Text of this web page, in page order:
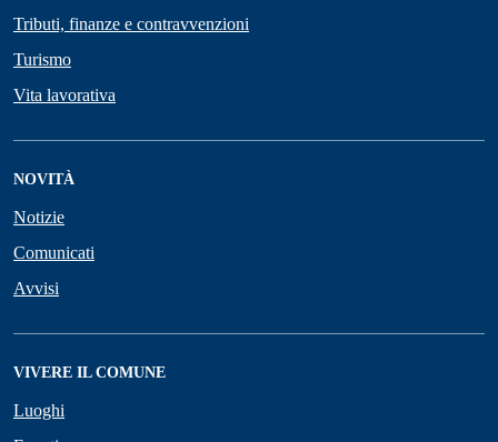
Tributi, finanze e contravvenzioni
Turismo
Vita lavorativa
NOVITÀ
Notizie
Comunicati
Avvisi
VIVERE IL COMUNE
Luoghi